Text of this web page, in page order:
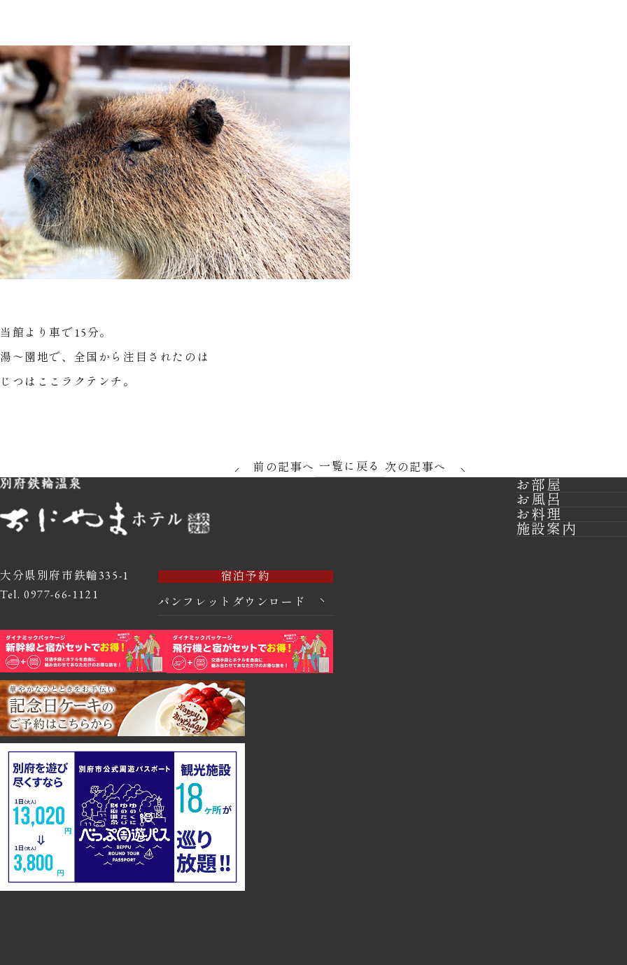
当館より車で15分。
湯～園地で、全国から注目されたのは
じつはここラクテンチ。
前の記事へ 一覧に戻る 次の記事へ
大分県別府市鉄輪335-1
Tel. 0977-66-1121
宿泊予約
パンフレットダウンロード
お部屋
お風呂
お料理
施設案内